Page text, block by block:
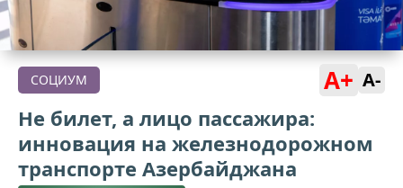
СОЦИУМ A+ A-
Не билет, а лицо пассажира:
инновация на железнодорожном
транспорте Азербайджана